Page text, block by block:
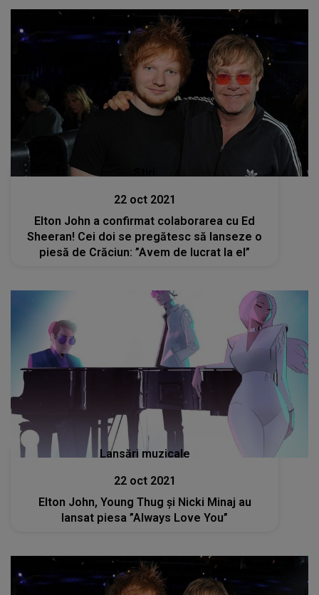
22 oct 2021
Elton John a confirmat colaborarea cu Ed
Sheeran! Cei doi se pregătesc să lanseze o
piesă de Crăciun: ”Avem de lucrat la el”
Lansări muzicale
22 oct 2021
Elton John, Young Thug și Nicki Minaj au
lansat piesa ”Always Love You”